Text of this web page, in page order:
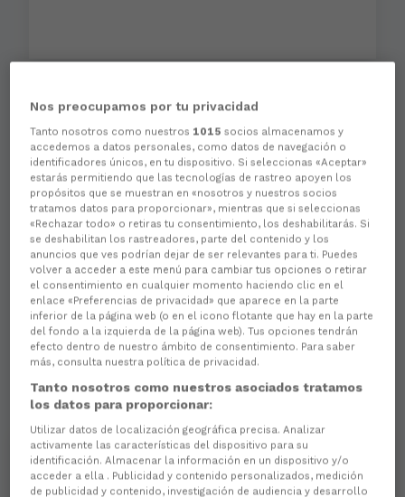
Aún no hay reacciones. ¡Sé el primero!
Nos preocupamos por tu privacidad
Tanto nosotros como nuestros 1015 socios almacenamos y
accedemos a datos personales, como datos de navegación o
identificadores únicos, en tu dispositivo. Si seleccionas «Aceptar»
estarás permitiendo que las tecnologías de rastreo apoyen los
propósitos que se muestran en «nosotros y nuestros socios
tratamos datos para proporcionar», mientras que si seleccionas
«Rechazar todo» o retiras tu consentimiento, los deshabilitarás. Si
se deshabilitan los rastreadores, parte del contenido y los
anuncios que ves podrían dejar de ser relevantes para ti. Puedes
volver a acceder a este menú para cambiar tus opciones o retirar
el consentimiento en cualquier momento haciendo clic en el
enlace «Preferencias de privacidad» que aparece en la parte
inferior de la página web (o en el icono flotante que hay en la parte
del fondo a la izquierda de la página web). Tus opciones tendrán
efecto dentro de nuestro ámbito de consentimiento. Para saber
más, consulta nuestra política de privacidad.
Tanto nosotros como nuestros asociados tratamos
los datos para proporcionar:
Utilizar datos de localización geográfica precisa. Analizar
activamente las características del dispositivo para su
identificación. Almacenar la información en un dispositivo y/o
acceder a ella . Publicidad y contenido personalizados, medición
de publicidad y contenido, investigación de audiencia y desarrollo